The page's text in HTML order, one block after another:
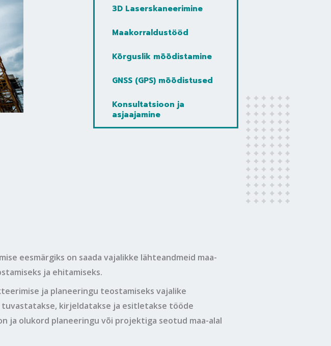
3D Laserskaneerimine
Maakorraldustööd
Kõrguslik mõõdistamine
GNSS (GPS) mõõdistused
Konsultatsioon ja
asjaajamine
eesmärgiks on saada vajalikke lähteandmeid maa-
ja ehitamiseks.
ja planeeringu teostamiseks vajalike
kirjeldatakse ja esitletakse tööde
ja olukord planeeringu või projektiga seotud maa-alal